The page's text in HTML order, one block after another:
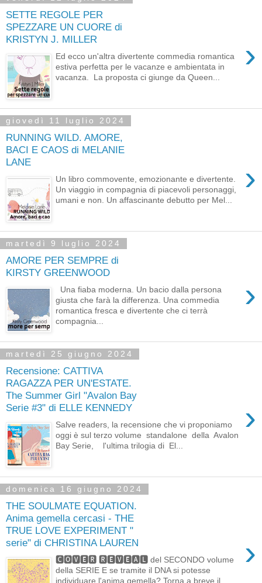
SETTE REGOLE PER
SPEZZARE UN CUORE di
KRISTYN J. MILLER
›
Ed ecco un'altra divertente commedia romantica
estiva perfetta per le vacanze e ambientata in
vacanza. La proposta ci giunge da Queen...
giovedì 11 luglio 2024
RUNNING WILD. AMORE,
BACI E CAOS di MELANIE
LANE
›
Un libro commovente, emozionante e divertente.
Un viaggio in compagnia di piacevoli personaggi,
umani e non. Un affascinante debutto per Mel...
martedì 9 luglio 2024
AMORE PER SEMPRE di
KIRSTY GREENWOOD
›
Una fiaba moderna. Un bacio dalla persona
giusta che farà la differenza. Una commedia
romantica fresca e divertente che ci terrà
compagnia...
martedì 25 giugno 2024
Recensione: CATTIVA
RAGAZZA PER UN'ESTATE.
The Summer Girl "Avalon Bay
Serie #3" di ELLE KENNEDY
›
Salve readers, la recensione che vi proponiamo
oggi è sul terzo volume standalone della Avalon
Bay Serie, l'ultima trilogia di El...
domenica 16 giugno 2024
THE SOULMATE EQUATION.
Anima gemella cercasi - THE
TRUE LOVE EXPERIMENT "
serie" di CHRISTINA LAUREN
›
🅲🅾🆅🅴🆁 🆁🅴🆅🅴🅰🅻 del SECONDO volume
della SERIE E se tramite il DNA si potesse
individuare l'anima gemella? Torna a breve il